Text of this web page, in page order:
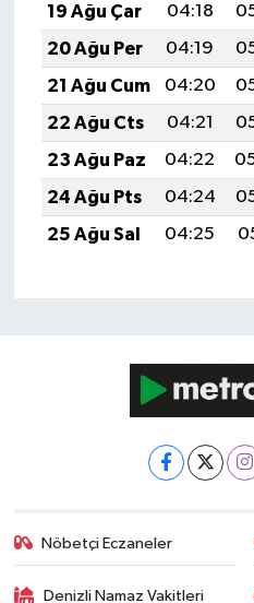
19 Ağu Çar
04:18
20 Ağu Per
04:19
21 Ağu Cum
04:20
22 Ağu Cts
04:21
23 Ağu Paz
04:22
24 Ağu Pts
04:24
25 Ağu Sal
04:25
Nöbetçi Eczaneler
Denizli Namaz Vakitleri